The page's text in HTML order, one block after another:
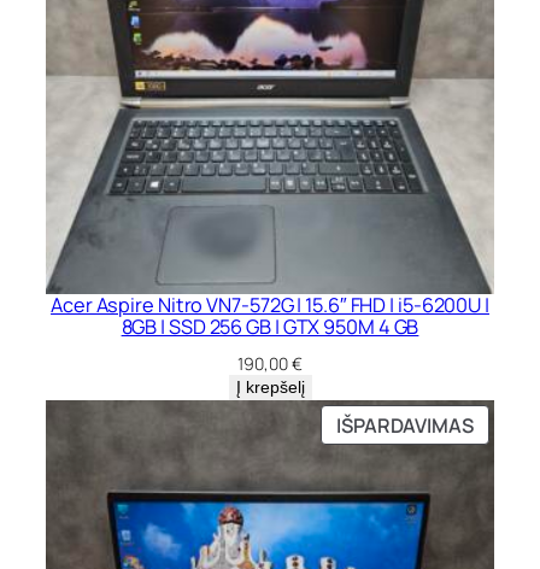
Acer Aspire Nitro VN7-572G | 15.6″ FHD | i5-6200U |
8GB | SSD 256 GB | GTX 950M 4 GB
190,00€
Į krepšelį
IŠPARDAVIMAS
SU